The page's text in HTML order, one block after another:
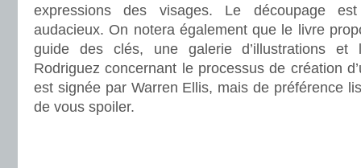
expressions des visages. Le découpage
audacieux. On notera également que le livre
guide des clés, une galerie d’illustrations et
Rodriguez concernant le processus de création
est signée par Warren Ellis, mais de préférence
de vous spoiler.